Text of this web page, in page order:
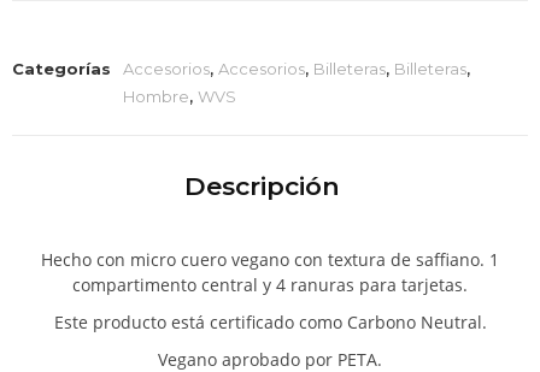
Categorías Accesorios, Accesorios, Billeteras, Billeteras,
Hombre, WVS
Descripción
Hecho con micro cuero vegano con textura de saffiano. 1
compartimento central y 4 ranuras para tarjetas.
Este producto está certificado como Carbono Neutral.
Vegano aprobado por PETA.